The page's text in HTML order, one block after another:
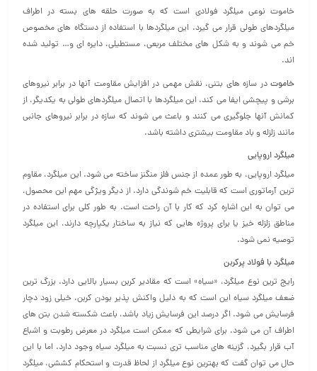
خاموت نوعی میلگرد فولادی است که به صورت حلقه‌ های بسته در اطراف
میلگردهای طولی قرار می‌ گیرد. این میلگردها با استفاده از دستگاه‌ های مخصوص
خم می‌ شوند و به شکل‌ های مختلف مربعی، مستطیلی، دایره‌ ای و… تولید شده
اند.
خاموت در سازه‌ های بتنی، نقش مهمی در افزایش مقاومت آنها در برابر نیروهای
برشی و پیچشی ایفا می‌ کند. این میلگردها با اتصال میلگردهای طولی به یکدیگر، از
کمانش آنها جلوگیری می‌ کنند و باعث می‌ شوند که سازه در برابر نیروهای جانبی
مانند زلزله و باد مقاومت بیشتری داشته باشد.
میلگرد اروپایی
میلگرد اروپایی، به‌ طور عمده از جنس فلز منگنز ساخته می شود. این میلگرد، مقاوم‌
ترین آرماتوری است که قابلیت خم‌ شوندگی دارد. از دیگر ویژگی مهم این محصول،
می‌ توان به این اشاره کرد که کار با آن راحت است. به‌ طور کلی برای استفاده در
مناطق زلزله‌ خیز یا برای پروژه‌ هایی که نیاز به ساختار یکپارچه دارند، این میلگرد
توصیه نمی‌ شود.
میلگرد با فولاد پرکربن
رایج‌ ترین نوع میلگرد، «سیاه» است که مقادیر کربن بسیار بالایی دارد. بزرگ‌ ترین
ضعف میلگرد سیاه این است که به دلیل واکنش پذیر بودن کربن، خیلی زود دچار
فرسایش می‌ شود. اگر درصد این فرسایش زیاد باشد، باعث شکسته شدن بتن‌ های
اطراف آن می‌ شود. برای شرایطی که ممکن است میلگرد در معرض رطوبت و اشباع
آب قرار بگیرد، گزینه‌ های مناسب‌ تری نسبت به میلگرد سیاه وجود دارد. اما با این
حال می‌ توان گفت که بهترین نوع میلگرد از لحاظ قدرت و استحکام کششی، میلگرد